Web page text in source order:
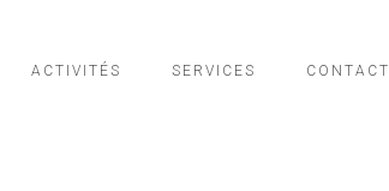
ACTIVITÉS SERVICES CONTACT